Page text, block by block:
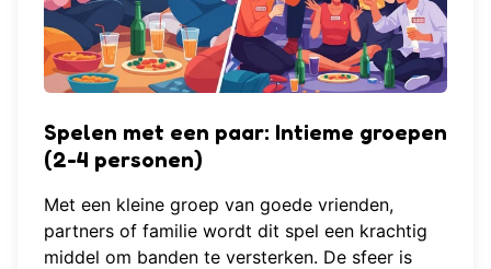
Spelen met een paar: Intieme groepen
(2-4 personen)
Met een kleine groep van goede vrienden,
partners of familie wordt dit spel een krachtig
middel om banden te versterken. De sfeer is